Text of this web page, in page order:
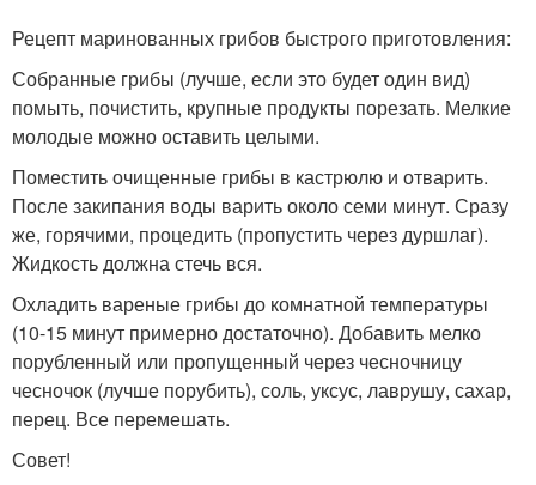
Рецепт маринованных грибов быстрого приготовления:
Собранные грибы (лучше, если это будет один вид)
помыть, почистить, крупные продукты порезать. Мелкие
молодые можно оставить целыми.
Поместить очищенные грибы в кастрюлю и отварить.
После закипания воды варить около семи минут. Сразу
же, горячими, процедить (пропустить через дуршлаг).
Жидкость должна стечь вся.
Охладить вареные грибы до комнатной температуры
(10-15 минут примерно достаточно). Добавить мелко
порубленный или пропущенный через чесночницу
чесночок (лучше порубить), соль, уксус, лаврушу, сахар,
перец. Все перемешать.
Совет!